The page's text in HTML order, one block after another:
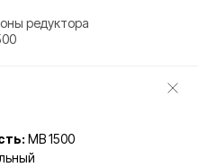
редуктора
MB 1500